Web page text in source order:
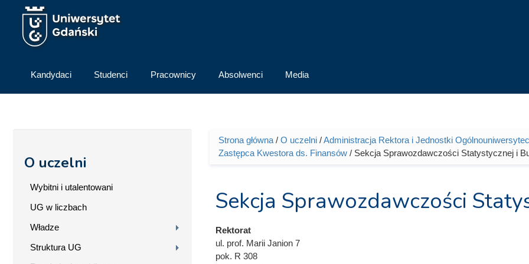
Przejdź do treści
Kandydaci Studenci Pracownicy Absolwenci Media
O uczelni
Wybitni i utalentowani
UG w liczbach
Władze
Struktura UG
Jesteś tutaj
Strona główna/ O uczelni/Administracja Rektora i Jednostki
Zastępca Kwestora ds. Finansów/ Sekcja Sprawozdawczości Statystycznej i
Sekcja Sprawozdawczości
Rektorat
ul. prof. Marii Janion 7
pok. R 308